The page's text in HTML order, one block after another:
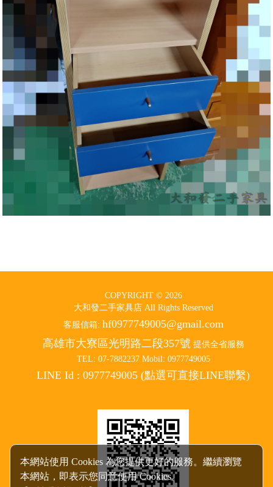
本網站使用 Cookies 為您提供更好的服務。繼續瀏覽
本網站，即表示您同意使用 Cookies。
COPYRIGHT © 2026
大和發二手家具店 All Rights Reserved
客服信箱:hf0977749005@gmail.com
高雄市大寮區光明路二段357號提供全省服務
Design by 橘子新創網頁設計Host byFoxpro 系統開發